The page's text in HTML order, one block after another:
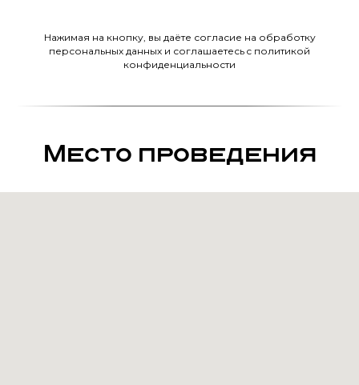
Нажимая на кнопку, вы даёте согласие на обработку
персональных данных и соглашаетесь c политикой
конфиденциальности
Место проведения